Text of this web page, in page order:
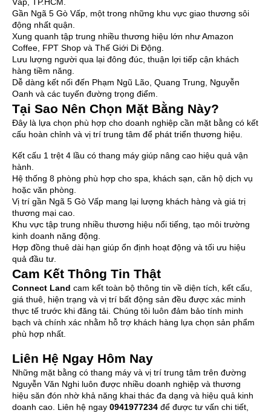
Vấp, TP.HCM.
Gần Ngã 5 Gò Vấp, một trong những khu vực giao thương sôi
động nhất quận.
Xung quanh tập trung nhiều thương hiệu lớn như Amazon
Coffee, FPT Shop và Thế Giới Di Động.
Lưu lượng người qua lại đông đúc, thuận lợi tiếp cận khách
hàng tiềm năng.
Dễ dàng kết nối đến Phạm Ngũ Lão, Quang Trung, Nguyễn
Oanh và các tuyến đường trọng điểm.
Tại Sao Nên Chọn Mặt Bằng Này?
Đây là lựa chọn phù hợp cho doanh nghiệp cần mặt bằng có kết
cấu hoàn chỉnh và vị trí trung tâm để phát triển thương hiệu.
Kết cấu 1 trệt 4 lầu có thang máy giúp nâng cao hiệu quả vận
hành.
Hệ thống 8 phòng phù hợp cho spa, khách sạn, căn hộ dịch vụ
hoặc văn phòng.
Vị trí gần Ngã 5 Gò Vấp mang lại lượng khách hàng và giá trị
thương mại cao.
Khu vực tập trung nhiều thương hiệu nổi tiếng, tạo môi trường
kinh doanh năng động.
Hợp đồng thuê dài hạn giúp ổn định hoạt động và tối ưu hiệu
quả đầu tư.
Cam Kết Thông Tin Thật
Connect Land cam kết toàn bộ thông tin về diện tích, kết cấu,
giá thuê, hiện trạng và vị trí bất động sản đều được xác minh
thực tế trước khi đăng tải. Chúng tôi luôn đảm bảo tính minh
bạch và chính xác nhằm hỗ trợ khách hàng lựa chọn sản phẩm
phù hợp nhất.
Liên Hệ Ngay Hôm Nay
Những mặt bằng có thang máy và vị trí trung tâm trên đường
Nguyễn Văn Nghi luôn được nhiều doanh nghiệp và thương
hiệu săn đón nhờ khả năng khai thác đa dạng và hiệu quả kinh
doanh cao. Liên hệ ngay 0941977234 để được tư vấn chi tiết,